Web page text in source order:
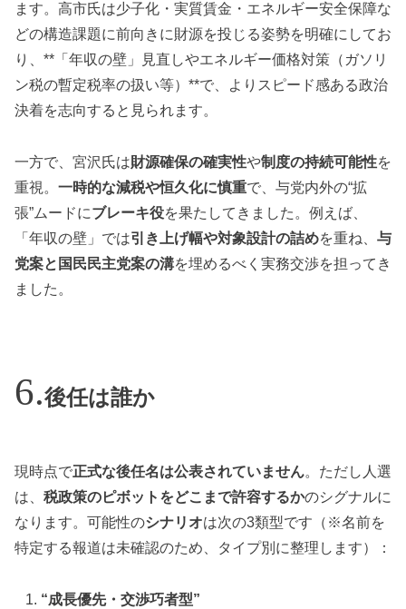
ます。高市氏は少子化・実質賃金・エネルギー安全保障な
どの構造課題に前向きに財源を投じる姿勢を明確にしてお
り、**「年収の壁」見直しやエネルギー価格対策（ガソリ
ン税の暫定税率の扱い等）**で、よりスピード感ある政治
決着を志向すると見られます。
一方で、宮沢氏は財源確保の確実性や制度の持続可能性を
重視。 一時的な減税や恒久化に慎重で、与党内外の“拡
張”ムードにブレーキ役を果たしてきました。例えば、
「年収の壁」では引き上げ幅や対象設計の詰めを重ね、 与
党案と国民民主党案の溝を埋めるべく実務交渉を担ってき
ました。
後任は誰か
現時点で正式な後任名は公表されていません。ただし人選
は、 税政策のピボットをどこまで許容するかのシグナルに
なります。可能性のシナリオは次の3類型です（※名前を
特定する報道は未確認のため、タイプ別に整理します）：
“成長優先・交渉巧者型”